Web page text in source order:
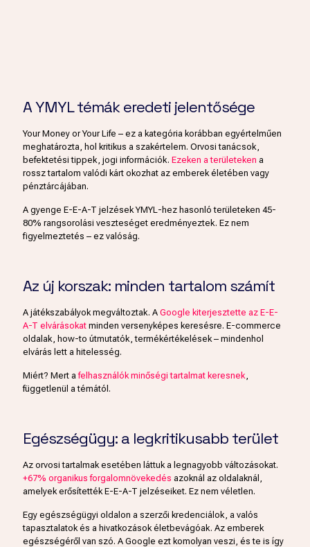
A YMYL témák eredeti jelentősége
Your Money or Your Life – ez a kategória korábban egyértelműen
meghatározta, hol kritikus a szakértelem. Orvosi tanácsok,
befektetési tippek, jogi információk. Ezeken a területeken a
rossz tartalom valódi kárt okozhat az emberek életében vagy
pénztárcájában.
A gyenge E-E-A-T jelzések YMYL-hez hasonló területeken 45-
80% rangsorolási veszteséget eredményeztek. Ez nem
figyelmeztetés – ez valóság.
Az új korszak: minden tartalom számít
A játékszabályok megváltoztak. A Google kiterjesztette az E-E-
A-T elvárásokat minden versenyképes keresésre. E-commerce
oldalak, how-to útmutatók, termékértékelések – mindenhol
elvárás lett a hitelesség.
Miért? Mert afelhasználók minőségi tartalmat keresnek,
függetlenül a témától.
Egészségügy: a legkritikusabb terület
Az orvosi tartalmak esetében láttuk a legnagyobb változásokat.
+67% organikus forgalomnövekedés azoknál az oldalaknál,
amelyek erősítették E-E-A-T jelzéseiket. Ez nem véletlen.
Egy egészségügyi oldalon a szerzői kredenciálok, a valós
tapasztalatok és a hivatkozások életbevágóak. Az emberek
egészségéről van szó. A Google ezt komolyan veszi, és te is így